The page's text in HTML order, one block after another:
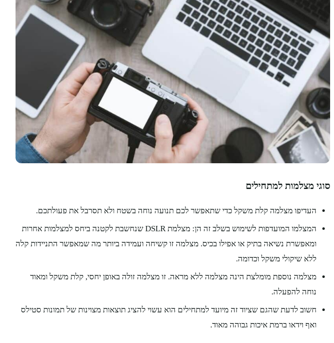
סוגי מצלמות למתחילים
העדיפו מצלמה קלת משקל כדי שתאפשר לכם תנועה נוחה בשטח ולא תסרבל את פעולתכם.
המצלמו המועדפות לשימוש בשלב זה הן: מצלמת DSLR שנחשבת לקטנה ביחס למצלמות אחרות
ומאפשרת נשיאה בתיק או אפילו בכיס. מצלמה זו קשיחה ועמידה ביותר מה שמאפשר התניידות קלה
ללא שיקולי משקל וכדומה.
מצלמה נוספת מומלצת הינה מצלמה ללא מראה. זו מצלמה זולה באופן יחסי, קלת משקל ומאוד
נוחה להפעלה.
חשוב לדעת שהגם שציוד זה מיועד למתחילים הוא עשוי להציג תוצאות מצוינות של תמונות סטילס
ואף וידאו ברמת איכות גבוהה מאוד.